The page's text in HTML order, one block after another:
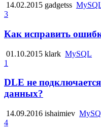
14.02.2015 gadgetss
3
Как исправить
01.10.2015 klark MySQL
1
DLE не
данных?
14.09.2016 ishaimiev
4